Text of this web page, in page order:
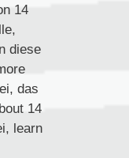
14
diese
das
14
learn